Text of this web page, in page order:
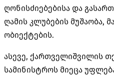
ღონისძიებებისა და
ღამის კლუბების მუშაობა,
ობიექტების.
ასევე, ქართველიშვილის
სამინისტროს მიეცა